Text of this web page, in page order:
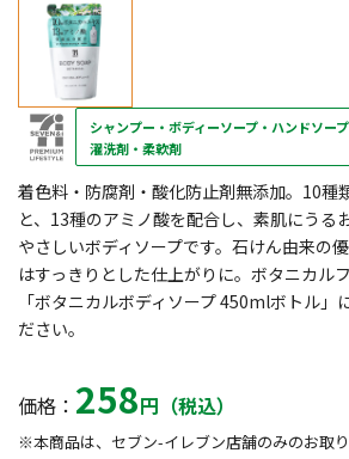
シャンプー・ボディーソープ・ハンドソー
濯洗剤・柔軟剤
着色料・防腐剤・酸化防止剤無添加。10種
と、13種のアミノ酸を配合し、素肌にうる
やさしいボディソープです。石けん由来の
はすっきりとした仕上がりに。ボタニカル
「ボタニカルボディソープ 450mlボトル」
ださい。
価格： 258円（税込）
※本商品は、セブン-イレブン店舗のみのお取